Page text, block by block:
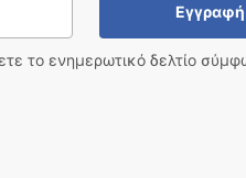
Εγγραφή
το ενημερωτικό δελτίο